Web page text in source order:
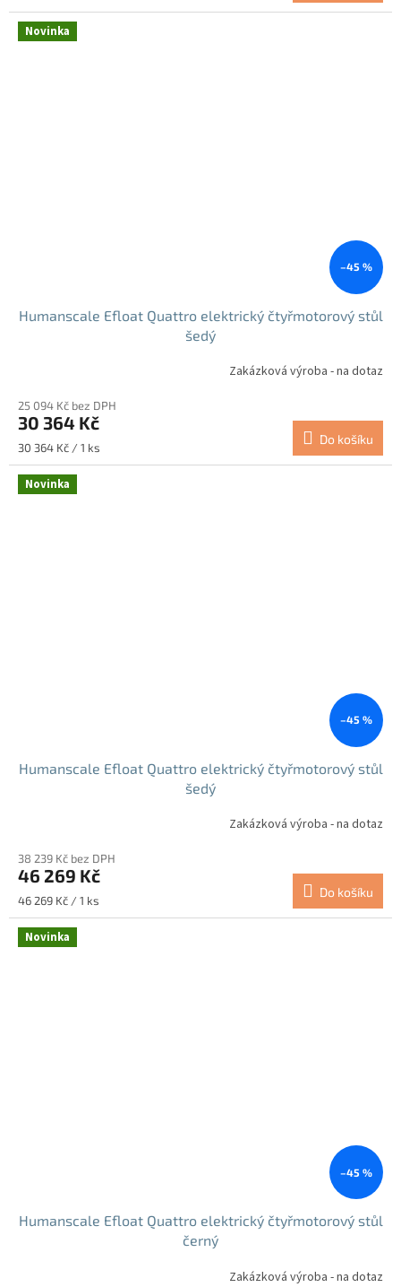
cena:
Novinka
–45 %
Humanscale Efloat Quattro elektrický čtyřmotorový stůl
šedý
Zakázková výroba - na dotaz
25 094 Kč bez DPH
30 364 Kč
Měrná
cena:
30 364 Kč / 1 ks
Do košíku
Novinka
–45 %
Humanscale Efloat Quattro elektrický čtyřmotorový stůl
šedý
Zakázková výroba - na dotaz
38 239 Kč bez DPH
46 269 Kč
Měrná
cena:
46 269 Kč / 1 ks
Do košíku
Novinka
–45 %
Humanscale Efloat Quattro elektrický čtyřmotorový stůl
černý
Zakázková výroba - na dotaz